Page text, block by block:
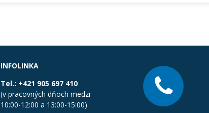
INFOLINKA
Tel.: +421 905 697 410
(v pracovných dňoch medzi
10:00-12:00 a 13:00-15:00)